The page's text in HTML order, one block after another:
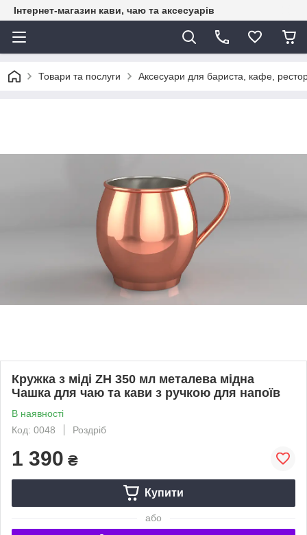
Інтернет-магазин кави, чаю та аксесуарів
Товари та послуги Аксесуари для бариста, кафе,
Кружка з міді ZH 350 мл металева мідна
Чашка для чаю та кави з ручкою для напоїв
В наявності
Код: 0048
Роздріб
1 390 ₴
Купити
або